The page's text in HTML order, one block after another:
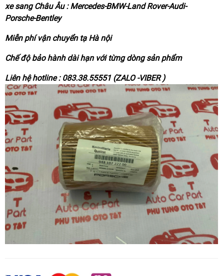
xe sang Châu Âu : Mercedes-BMW-Land Rover-Audi-
Porsche-Bentley
Miễn phí vận chuyển tạ Hà nội
Chế độ bảo hành dài hạn với từng dòng sản phẩm
Liên hệ hotline : 083.38.55551 (ZALO -VIBER )